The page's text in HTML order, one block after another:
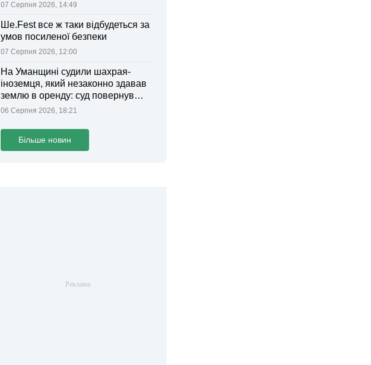
07 Серпня 2026, 14:49
Ше.Fest все ж таки відбудеться за
умов посиленої безпеки
07 Серпня 2026, 12:00
На Уманщині судили шахрая-
іноземця, який незаконно здавав
землю в оренду: суд повернув
ділянки громаді
06 Серпня 2026, 18:21
Більше новин